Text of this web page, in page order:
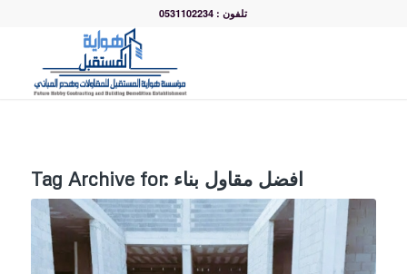
تلفون : 0531102234
Tag Archive for: افضل مقاول بناء